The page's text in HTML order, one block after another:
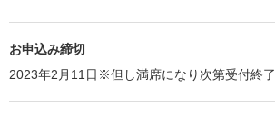
お申込み締切
2023年2月11日※但し満席になり次第受付終了